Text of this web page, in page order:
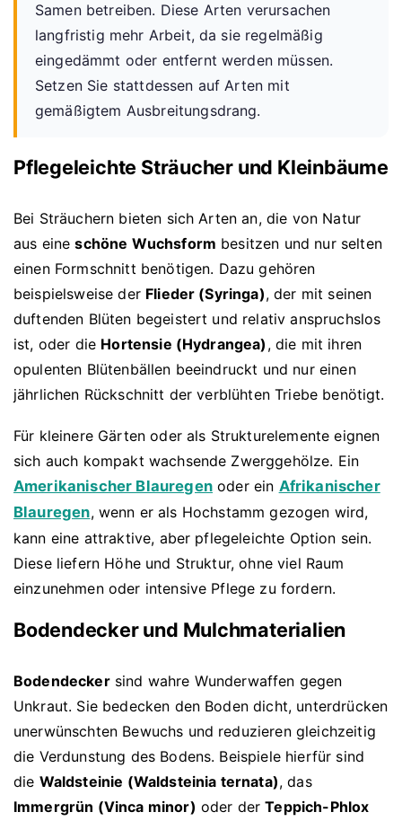
Samen betreiben. Diese Arten verursachen
langfristig mehr Arbeit, da sie regelmäßig
eingedämmt oder entfernt werden müssen.
Setzen Sie stattdessen auf Arten mit
gemäßigtem Ausbreitungsdrang.
Pflegeleichte Sträucher und Kleinbäume
Bei Sträuchern bieten sich Arten an, die von Natur
aus eineschöne Wuchsform besitzen und nur selten
einen Formschnitt benötigen. Dazu gehören
beispielsweise der Flieder (Syringa), der mit seinen
duftenden Blüten begeistert und relativ anspruchslos
ist, oder die Hortensie (Hydrangea) , die mit ihren
opulenten Blütenbällen beeindruckt und nur einen
jährlichen Rückschnitt der verblühten Triebe benötigt.
Für kleinere Gärten oder als Strukturelemente eignen
sich auch kompakt wachsende Zwerggehölze. Ein
Amerikanischer Blauregen oder ein Afrikanischer
Blauregen, wenn er als Hochstamm gezogen wird,
kann eine attraktive, aber pflegeleichte Option sein.
Diese liefern Höhe und Struktur, ohne viel Raum
einzunehmen oder intensive Pflege zu fordern.
Bodendecker und Mulchmaterialien
Bodendeckersind wahre Wunderwaffen gegen
Unkraut. Sie bedecken den Boden dicht, unterdrücken
unerwünschten Bewuchs und reduzieren gleichzeitig
die Verdunstung des Bodens. Beispiele hierfür sind
die Waldsteinie (Waldsteinia ternata), das
Immergrün (Vinca minor) oder derTeppich-Phlox